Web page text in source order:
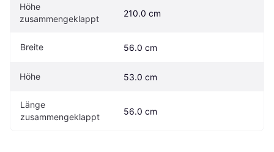
Höhe
zusammengeklappt
210.0 cm
Breite 56.0 cm
Höhe 53.0 cm
Länge
zusammengeklappt
56.0 cm